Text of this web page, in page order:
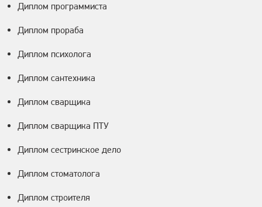
Диплом программиста
Диплом прораба
Диплом психолога
Диплом сантехника
Диплом сварщика
Диплом сварщика ПТУ
Диплом сестринское дело
Диплом стоматолога
Диплом строителя